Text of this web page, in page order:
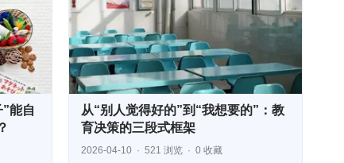
能自
从“别人觉得好的”到“我想要的”：教
育决策的三段式框架
2026-04-10 521 浏览 0 收藏